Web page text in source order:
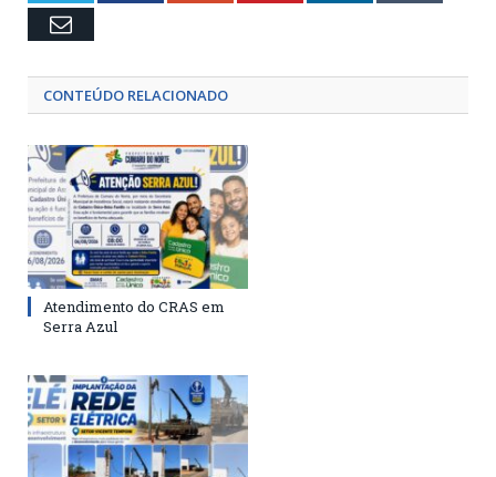
Email
CONTEÚDO RELACIONADO
Atendimento do CRAS em
Serra Azul